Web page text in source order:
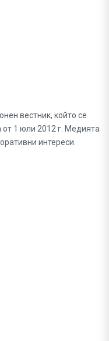
вестник, който се
1 юли 2012 г. Медията
интереси.